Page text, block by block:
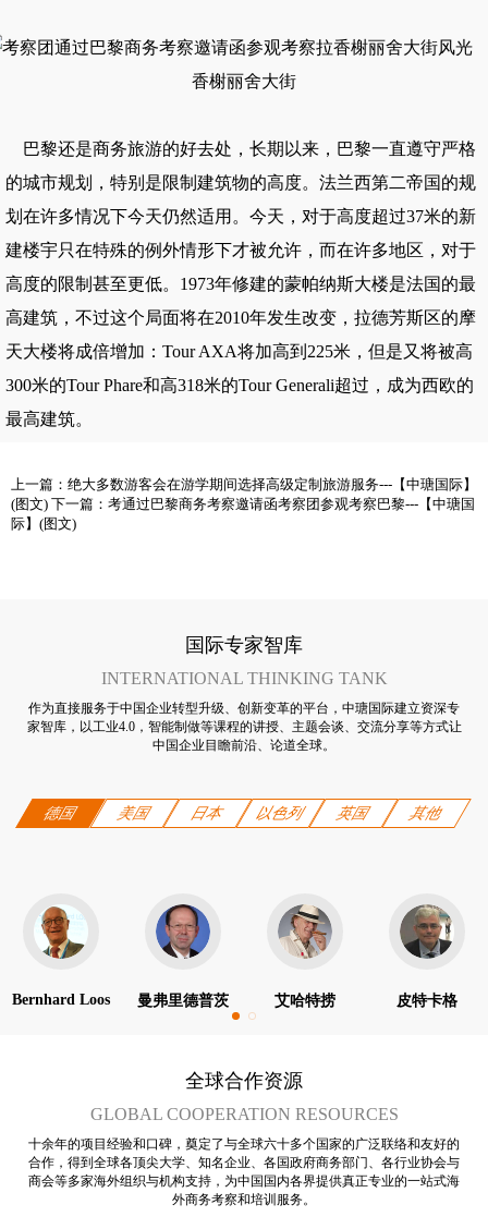
香榭丽舍大街
巴黎还是商务旅游的好去处，长期以来，巴黎一直遵守严格
的城市规划，特别是限制建筑物的高度。法兰西第二帝国的规
划在许多情况下今天仍然适用。今天，对于高度超过37米的新
建楼宇只在特殊的例外情形下才被允许，而在许多地区，对于
高度的限制甚至更低。1973年修建的蒙帕纳斯大楼是法国的最
高建筑，不过这个局面将在2010年发生改变，拉德芳斯区的摩
天大楼将成倍增加：Tour AXA将加高到225米，但是又将被高
300米的Tour Phare和高318米的Tour Generali超过，成为西欧的
最高建筑。
上一篇： 绝大多数游客会在游学期间选择高级定制旅游服务---【中瑭国际】
(图文) 下一篇： 考通过巴黎商务考察邀请函考察团参观考察巴黎---【中瑭国
际】(图文)
国际专家智库
INTERNATIONAL THINKING TANK
作为直接服务于中国企业转型升级、创新变革的平台，中瑭国际建立资深专
家智库，以工业4.0，智能制做等课程的讲授、主题会谈、交流分享等方式让
中国企业目瞻前沿、论道全球。
德国 美国 日本 以色列 英国 其他
Bernhard Loos 曼弗里德普茨 艾哈特捞 皮特卡格
全球合作资源
GLOBAL COOPERATION RESOURCES
十余年的项目经验和口碑，奠定了与全球六十多个国家的广泛联络和友好的
合作，得到全球各顶尖大学、知名企业、各国政府商务部门、各行业协会与
商会等多家海外组织与机构支持，为中国国内各界提供真正专业的一站式海
外商务考察和培训服务。